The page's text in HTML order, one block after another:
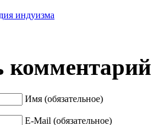
индуизма
комментарий
Имя (обязательное)
E-Mail (обязательное)